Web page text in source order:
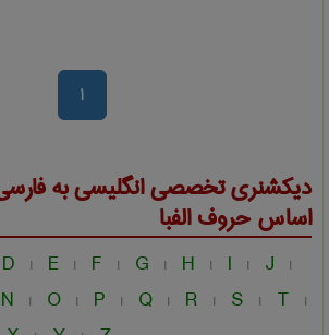
1
دیکشنری تخصصی انگلیسی به
اساس حروف الفبا
D | E | F | G | H | I | J |
N | O | P | Q | R | S | T |